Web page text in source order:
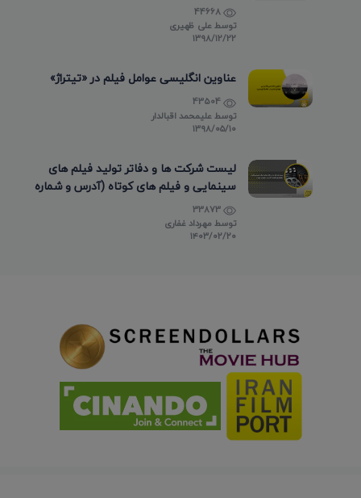
توسطعلی ظهیری
۱۳۹۸/۱۲/۲۲
عناوین انگلیسی عوامل فیلم در «تیتراژ»
توسطعلیمحمد اقبالدار
۱۳۹۸/۰۵/۱۰
لیست شرکت ها و دفاتر تولید فیلم های
سینمایی و فیلم های کوتاه (آدرس و شماره
تماس)
توسط مهرداد غفاری
۱۴۰۳/۰۲/۲۰